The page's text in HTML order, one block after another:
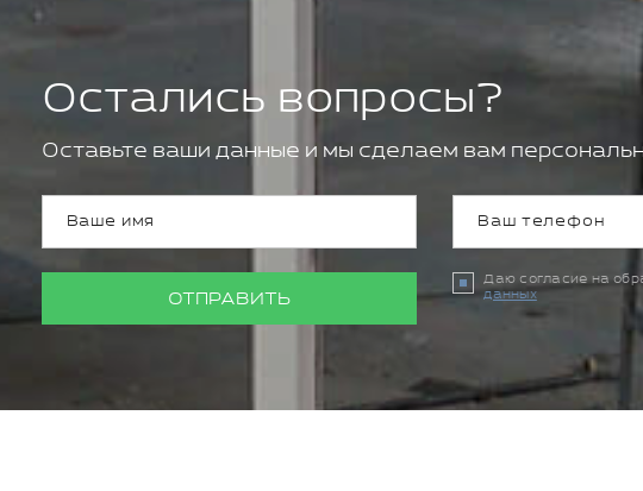
Остались вопросы?
Оставьте ваши данные и мы сделаем вам
ОТПРАВИТЬ
Даю согласие на
данных